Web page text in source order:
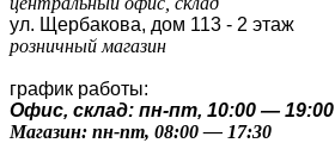
ул. Щербакова, дом 113 - 2 этаж
розничный магазин
график работы:
Офис, склад: пн-пт, 10:00 — 19:00
Магазин: пн-пт, 08:00 — 17:30